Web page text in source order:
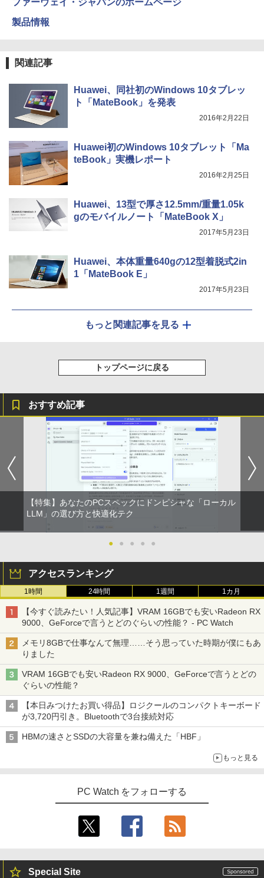
4
バムとケロのデイブック Bam and Ker
￥4,950
付き 防水 タッチ式音量調整 スポーツ/通勤/通
学/WEB会議(ホワイト)
Xiaomi シャオミ REDMI Buds 8 Lite ワイヤ
レスイヤホン Bluetooth 5.4 ノイズキャンセ
On My Road (Stadium ver.)
￥1,625
コカ・コーラ やかんの麦茶 from 爽健美茶 ラ
￥2,009
スーパーの裏でヤニ吸うふたり 9巻 (デジタル
￥810
ファーウェイ・ジャパンのホームページ
製品情報
関連記事
Huawei、同社初のWindows 10タブレッ
ト「MateBook」を発表
2016年2月22日
Huawei初のWindows 10タブレット「Ma
teBook」実機レポート
2016年2月25日
Huawei、13型で厚さ12.5mm/重量1.05k
gのモバイルノート「MateBook X」
2017年5月23日
Huawei、本体重量640gの12型着脱式2in
1「MateBook E」
2017年5月23日
もっと関連記事を見る
トップページに戻る
おすすめ記事
【特集】あなたのPCスペックにドンピシャな「ローカル
LLM」の選び方と快適化テク
● ● ● ● ●
アクセスランキング
1時間 24時間 1週間 1カ月
【今すぐ読みたい！人気記事】VRAM 16GBでも安いRadeon RX
9000、GeForceで言うとどのぐらいの性能？ - PC Watch
メモリ8GBで仕事なんて無理……そう思っていた時期が僕にもあ
りました
VRAM 16GBでも安いRadeon RX 9000、GeForceで言うとどの
ぐらいの性能？
【本日みつけたお買い得品】ロジクールのコンパクトキーボード
が3,720円引き。Bluetoothで3台接続対応
HBMの速さとSSDの大容量を兼ね備えた「HBF」
もっと見る
PC Watch をフォローする
Special Site